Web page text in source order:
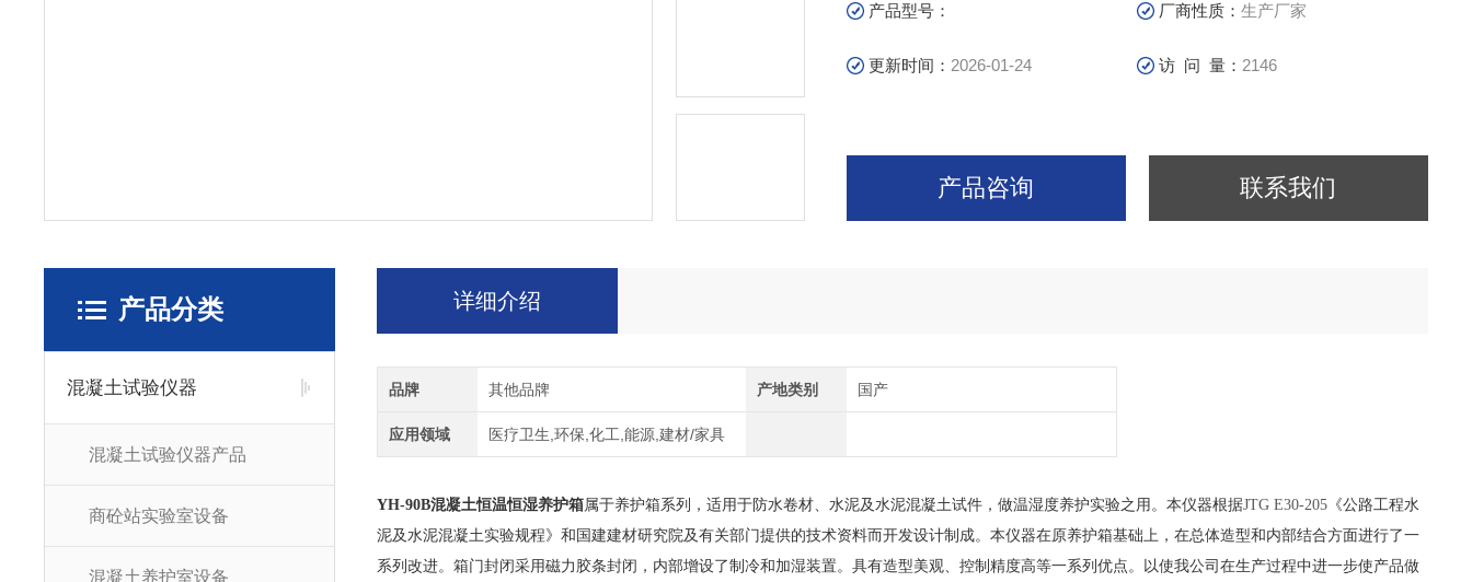
产品型号： 厂商性质：生产厂家
更新时间： 2026-01-24 访 问 量： 2146
产品咨询 联系我们
产品分类
混凝土试验仪器
混凝土试验仪器产品
商砼站实验室设备
混凝土养护室设备
详细介绍
品牌 其他品牌 产地类别 国产
应用领域 医疗卫生,环保,化工,能源,建材/家具
YH-90B混凝土恒温恒湿养护箱属于养护箱系列，适用于防水卷材、水泥及水泥混凝土试件，做温湿度养护实验之用。本仪器根据JTG E30-205《公路工程水
泥及水泥混凝土实验规程》和国建建材研究院及有关部门提供的技术资料而开发设计制成。本仪器在原养护箱基础上，在总体造型和内部结合方面进行了一
系列改进。箱门封闭采用磁力胶条封闭，内部增设了制冷和加湿装置。具有造型美观、控制精度高等一系列优点。以使我公司在生产过程中进一步使产品做